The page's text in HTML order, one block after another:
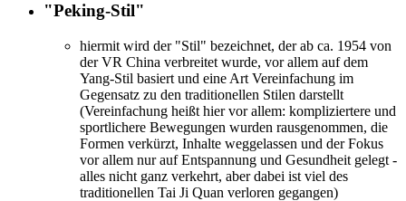
"Peking-Stil"
hiermit wird der "Stil" bezeichnet, der ab ca. 1954 von
der VR China verbreitet wurde, vor allem auf dem
Yang-Stil basiert und eine Art Vereinfachung im
Gegensatz zu den traditionellen Stilen darstellt
(Vereinfachung heißt hier vor allem: kompliziertere und
sportlichere Bewegungen wurden rausgenommen, die
Formen verkürzt, Inhalte weggelassen und der Fokus
vor allem nur auf Entspannung und Gesundheit gelegt -
alles nicht ganz verkehrt, aber dabei ist viel des
traditionellen Tai Ji Quan verloren gegangen)